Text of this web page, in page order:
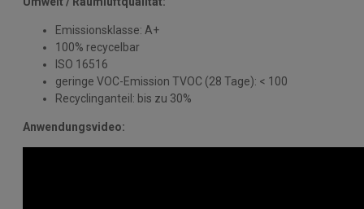
Emissionsklasse: A+
100% recycelbar
ISO 16516
geringe VOC-Emission TVOC (28 Tage): < 100
Recyclinganteil: bis zu 30%
Anwendungsvideo: